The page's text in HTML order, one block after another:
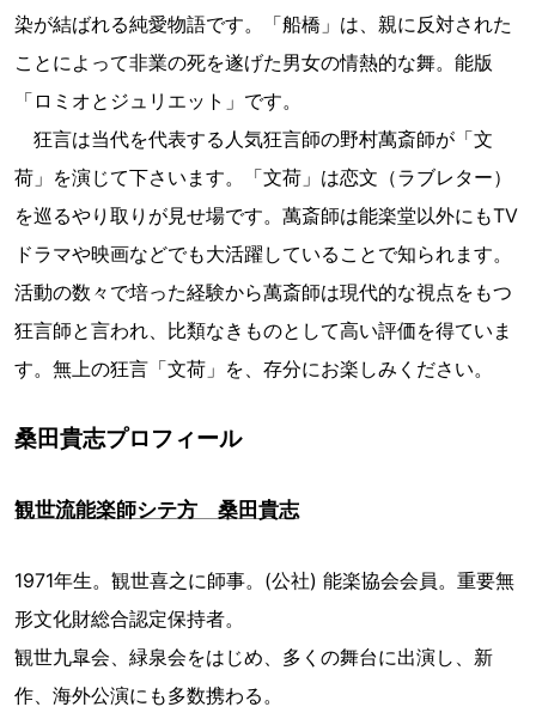
染が結ばれる純愛物語です。「船橋」は、親に反対された
ことによって非業の死を遂げた男女の情熱的な舞。能版
「ロミオとジュリエット」です。
狂言は当代を代表する人気狂言師の野村萬斎師が「文
荷」を演じて下さいます。「文荷」は恋文（ラブレター）
を巡るやり取りが見せ場です。萬斎師は能楽堂以外にもTV
ドラマや映画などでも大活躍していることで知られます。
活動の数々で培った経験から萬斎師は現代的な視点をもつ
狂言師と言われ、比類なきものとして高い評価を得ていま
す。無上の狂言「文荷」を、存分にお楽しみください。
桑田貴志プロフィール
観世流能楽師シテ方 桑田貴志
1971年生。観世喜之に師事。(公社) 能楽協会会員。重要無
形文化財総合認定保持者。
観世九皐会、緑泉会をはじめ、多くの舞台に出演し、新
作、海外公演にも多数携わる。